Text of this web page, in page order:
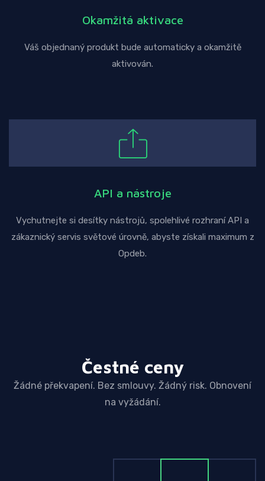
Okamžitá aktivace
Váš objednaný produkt bude automaticky a okamžitě
aktivován.
API a nástroje
Vychutnejte si desítky nástrojů, spolehlivé rozhraní API a
zákaznický servis světové úrovně, abyste získali maximum z
Opdeb.
Čestné ceny
Žádné překvapení. Bez smlouvy. Žádný risk. Obnovení
na vyžádání.